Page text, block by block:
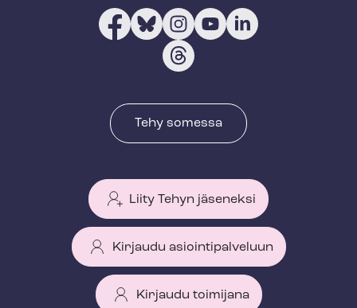
Tehy somessa
Liity Tehyn jäseneksi
Kirjaudu asiointipalveluun
Kirjaudu toimijana